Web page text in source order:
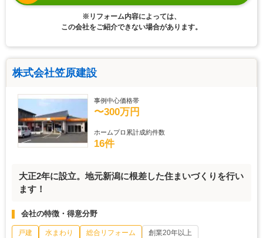
※リフォーム内容によっては、
この会社をご紹介できない場合があります。
株式会社笠原建設
事例中心価格帯
〜300万円
ホームプロ累計成約件数
16件
大正2年に設立。地元新潟に根差した住まいづくりを行い
ます！
会社の特徴・得意分野
戸建 水まわり 総合リフォーム
創業20年以上